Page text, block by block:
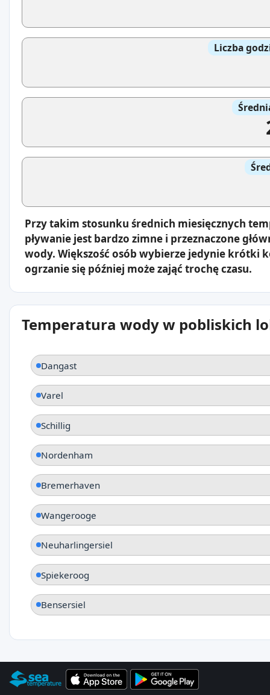
Liczba
Przy takim stosunku średnich miesięcznych
pływanie jest bardzo zimne i przeznaczone
wody. Większość osób wybierze jedynie krótki
ogrzanie się później może zająć trochę czasu.
Temperatura wody w pobliskich
Dangast
Varel
Schillig
Nordenham
Bremerhaven
Wangerooge
Neuharlingersiel
Spiekeroog
Bensersiel